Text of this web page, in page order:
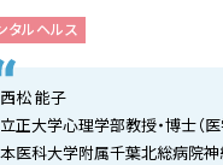
タルヘルス
西松 能子
立正大学心理学部教授・博士（
本医科大学附属千葉北総病院神